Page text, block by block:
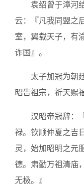
袁绍曾于漳河
云：『凡我同盟之
室，翼载天子，有
诈国』。
太子加冠为朝
昭告祖宗，祈天赐
汉昭帝冠辞：
禄。钦顺仲夏之吉
灵，始加昭明之元
德。肃勤万祖清庙
无极。』